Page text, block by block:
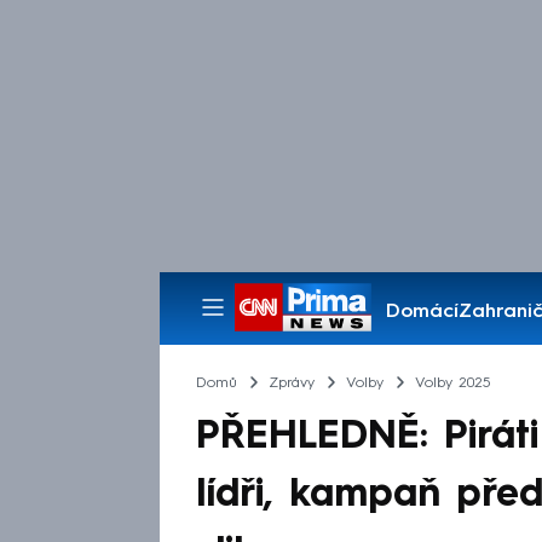
Domácí
Pořady
Domů Zprávy Volby Volby 2025
PŘEHLEDNĚ:
lídři, kampaň